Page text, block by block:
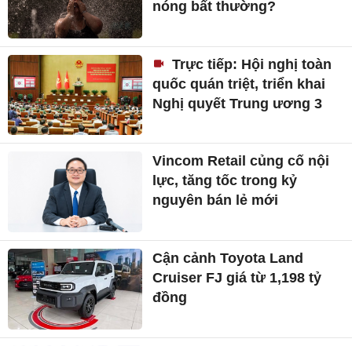
nóng bất thường?
Trực tiếp: Hội nghị toàn
quốc quán triệt, triển khai
Nghị quyết Trung ương 3
Vincom Retail củng cố nội
lực, tăng tốc trong kỷ
nguyên bán lẻ mới
Cận cảnh Toyota Land
Cruiser FJ giá từ 1,198 tỷ
đồng